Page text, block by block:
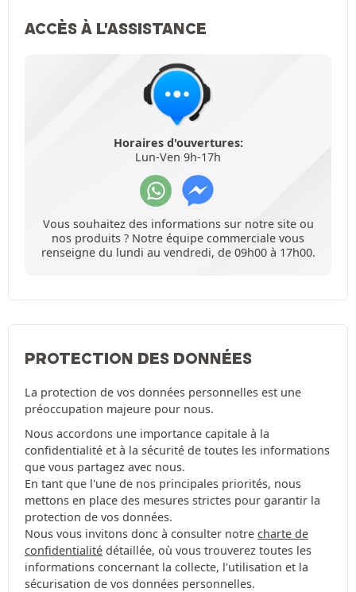
ACCÈS À L'ASSISTANCE
Horaires d'ouvertures:
Lun-Ven 9h-17h
Vous souhaitez des informations sur notre site ou
nos produits ? Notre équipe commerciale vous
renseigne du lundi au vendredi, de 09h00 à 17h00.
PROTECTION DES DONNÉES
La protection de vos données personnelles est une
préoccupation majeure pour nous.
Nous accordons une importance capitale à la
confidentialité et à la sécurité de toutes les informations
que vous partagez avec nous.
En tant que l'une de nos principales priorités, nous
mettons en place des mesures strictes pour garantir la
protection de vos données.
Nous vous invitons donc à consulter notre charte de
confidentialité détaillée, où vous trouverez toutes les
informations concernant la collecte, l'utilisation et la
sécurisation de vos données personnelles.